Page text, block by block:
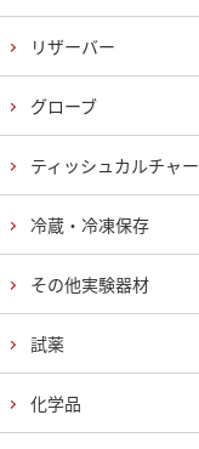
リザーバー
グローブ
ティッシュカルチャー
冷蔵・冷凍保存
その他実験器材
試薬
化学品